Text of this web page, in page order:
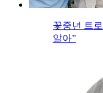
꽃중년 트
알아”